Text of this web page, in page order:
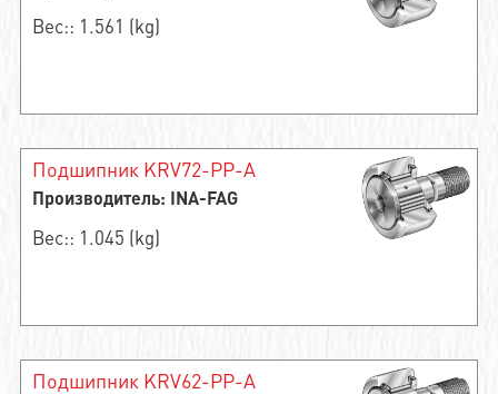
Вес:: 1.561 (kg)
Подшипник KRV72-PP-A
Производитель: INA-FAG
Вес:: 1.045 (kg)
Подшипник KRV62-PP-A